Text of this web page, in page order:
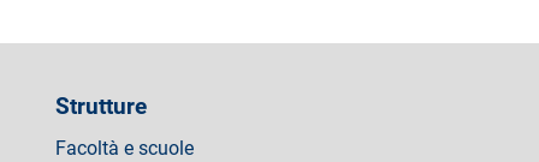
Strutture
Facoltà e scuole